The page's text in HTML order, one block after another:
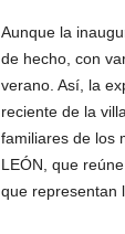
Aunque la
de hecho, con
verano. Así, la
reciente de la
familiares de los
LEÓN, que
que representan